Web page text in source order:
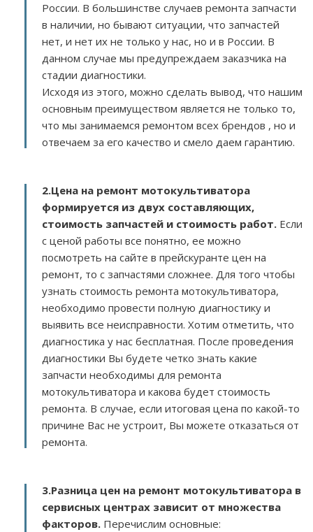
России. В большинстве случаев ремонта запчасти
в наличии, но бывают ситуации, что запчастей
нет, и нет их не только у нас, но и в России. В
данном случае мы предупреждаем заказчика на
стадии диагностики.
Исходя из этого, можно сделать вывод, что нашим
основным преимуществом является не только то,
что мы занимаемся ремонтом всех брендов , но и
отвечаем за его качество и смело даем гарантию.
2.Цена на ремонт мотокультиватора
формируется из двух составляющих,
стоимость запчастей и стоимость работ. Если
с ценой работы все понятно, ее можно
посмотреть на сайте в прейскуранте цен на
ремонт, то с запчастями сложнее. Для того чтобы
узнать стоимость ремонта мотокультиватора,
необходимо провести полную диагностику и
выявить все неисправности. Хотим отметить, что
диагностика у нас бесплатная. После проведения
диагностики Вы будете четко знать какие
запчасти необходимы для ремонта
мотокультиватора и какова будет стоимость
ремонта. В случае, если итоговая цена по какой-то
причине Вас не устроит, Вы можете отказаться от
ремонта.
3.Разница цен на ремонт мотокультиватора в
сервисных центрах зависит от множества
факторов. Перечислим основные: